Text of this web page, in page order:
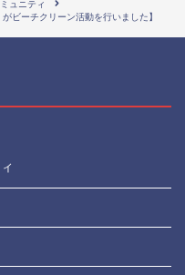
ュニティ
ビーチクリーン活動を行いました】